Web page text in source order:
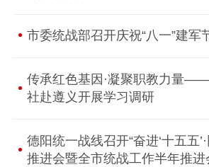
市委统战部召开庆祝“八一”建军
传承红色基因·凝聚职教力量
社赴遵义开展学习调研
德阳统一战线召开“奋进‘十五五
推进会暨全市统战工作半年推进